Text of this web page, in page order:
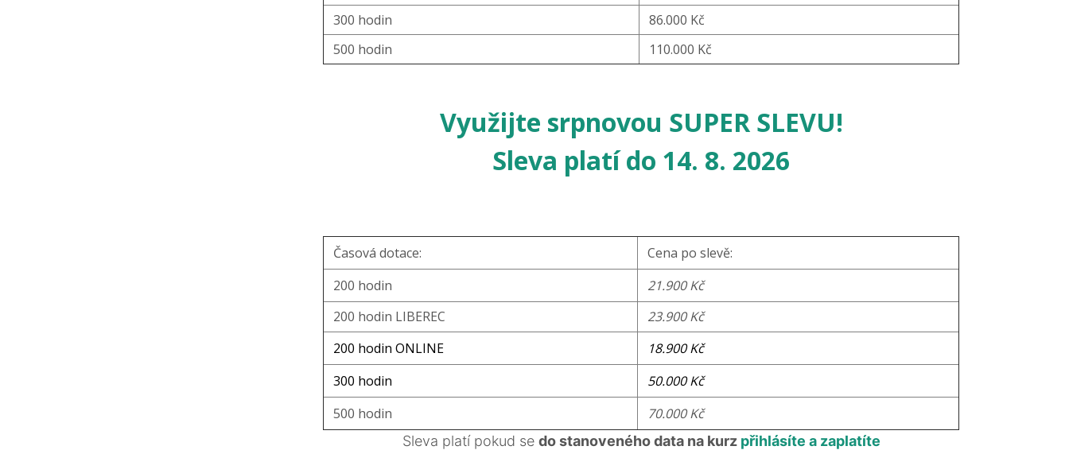
300 hodin
86.000 Kč
500 hodin
110.000 Kč
Využijte srpnovou SUPER SLEVU!
Sleva platí do 14. 8. 2026
Časová dotace:
Cena po slevě:
200 hodin
21.900 Kč
200 hodin LIBEREC
23.900 Kč
200 hodin ONLINE
18.900 Kč
300 hodin
50.000 Kč
500 hodin
70.000 Kč
Sleva platí pokud se do stanoveného data na kurz přihlásíte a zaplatíte